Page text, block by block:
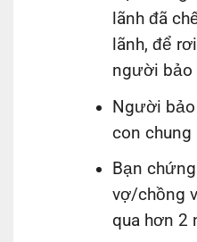
lãnh đã
lãnh, để
người bảo
Người
con chung
Bạn
vợ/chồng
qua hơn 2